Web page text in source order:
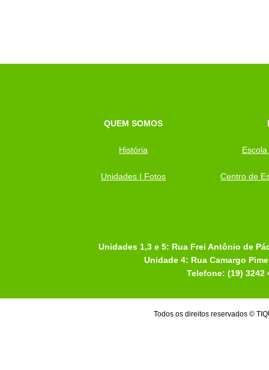
QUEM SOMOS
História
Unidades | Fotos Centro de
Unidades 1,3 e 5: Rua Frei Antônio de
Unidade 4: Rua Camargo
Telefone: (19) 3242
Todos os direitos reservados ©